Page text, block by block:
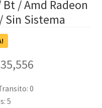
/ Amd Radeon
Sin Sistema
35,556
0
5